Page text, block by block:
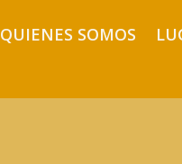
QUIENES SOMOS